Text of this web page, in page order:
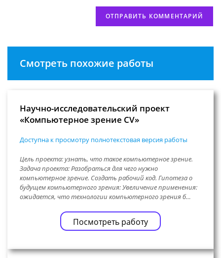
Смотреть похожие работы
Научно-исследовательский проект
«Компьютерное зрение CV»
Доступна к просмотру полнотекстовая версия работы
Цель проекта: узнать, что такое компьютерное зрение.
Задача проекта: Разобраться для чего нужно
компьютерное зрение. Создать рабочий код. Гипотеза о
будущем компьютерного зрения: Увеличение применения:
ожидается, что технологии компьютерного зрения б…
Посмотреть работу